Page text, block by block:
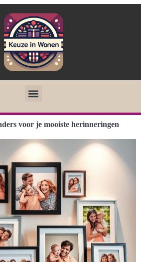
voor je mooiste herinneringen